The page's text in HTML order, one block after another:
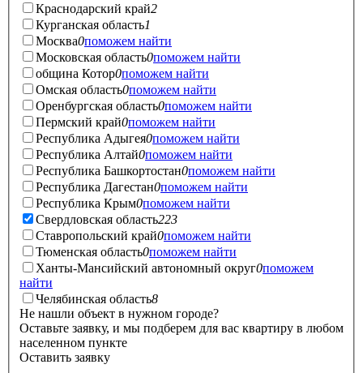
Краснодарский край2
Курганская область1
Москва0поможем найти
Московская область0поможем найти
община Котор0поможем найти
Омская область0поможем найти
Оренбургская область0поможем найти
Пермский край0поможем найти
Республика Адыгея0поможем найти
Республика Алтай0поможем найти
Республика Башкортостан0поможем найти
Республика Дагестан0поможем найти
Республика Крым0поможем найти
Свердловская область223
Ставропольский край0поможем найти
Тюменская область0поможем найти
Ханты-Мансийский автономный округ0поможем
найти
Челябинская область8
Не нашли объект в нужном городе?
Оставьте заявку, и мы подберем для вас квартиру в любом
населенном пункте
Оставить заявку